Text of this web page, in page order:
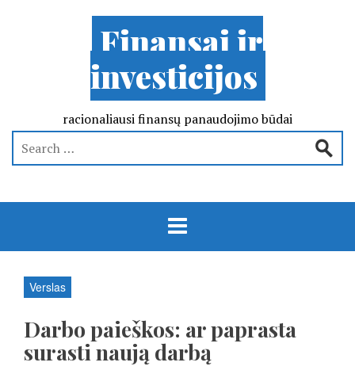
Finansai ir
investicijos
racionaliausi finansų panaudojimo būdai
Verslas
Darbo paieškos: ar paprasta
surasti naują darbą